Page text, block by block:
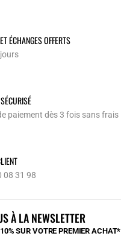
ÉCHANGES OFFERTS
paiement dès 3 fois sans frais
08 31 98
À LA NEWSLETTER
SUR VOTRE PREMIER ACHAT*